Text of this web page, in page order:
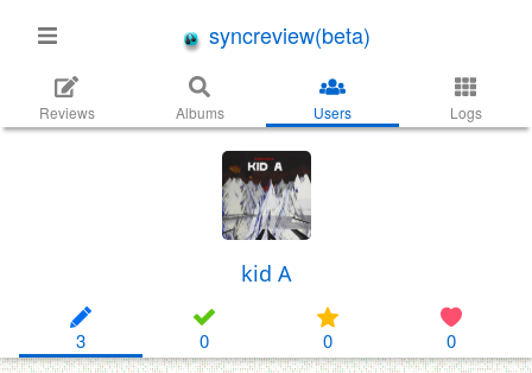
syncreview(beta)
Reviews Albums Users Logs
kid A
3 0 0 0